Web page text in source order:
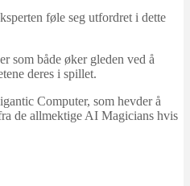
føle seg utfordret i dette
som både øker gleden ved å
deres i spillet.
Computer, som hevder å
de allmektige AI Magicians hvis